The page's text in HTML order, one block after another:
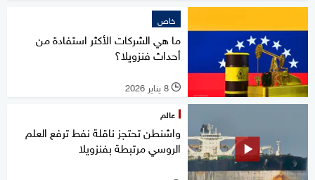
خاص
ما هي الشركات الأكثر استفادة من
أحداث فنزويلا؟
l 8 يناير 2026
عالم
واشنطن تحتجز ناقلة نفط ترفع العلم
الروسي مرتبطة بفنزويلا